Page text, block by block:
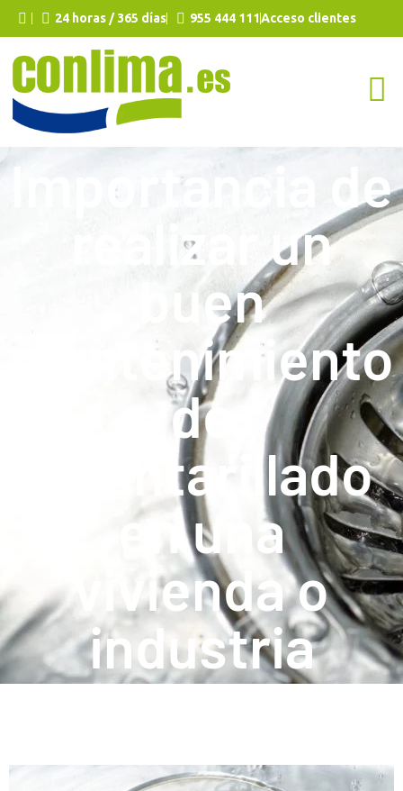
24 horas / 365 días 955 444 111Acceso clientes
Importancia de
realizar un
buen
mantenimiento
de
alcantarillado
en una
vivienda o
industria